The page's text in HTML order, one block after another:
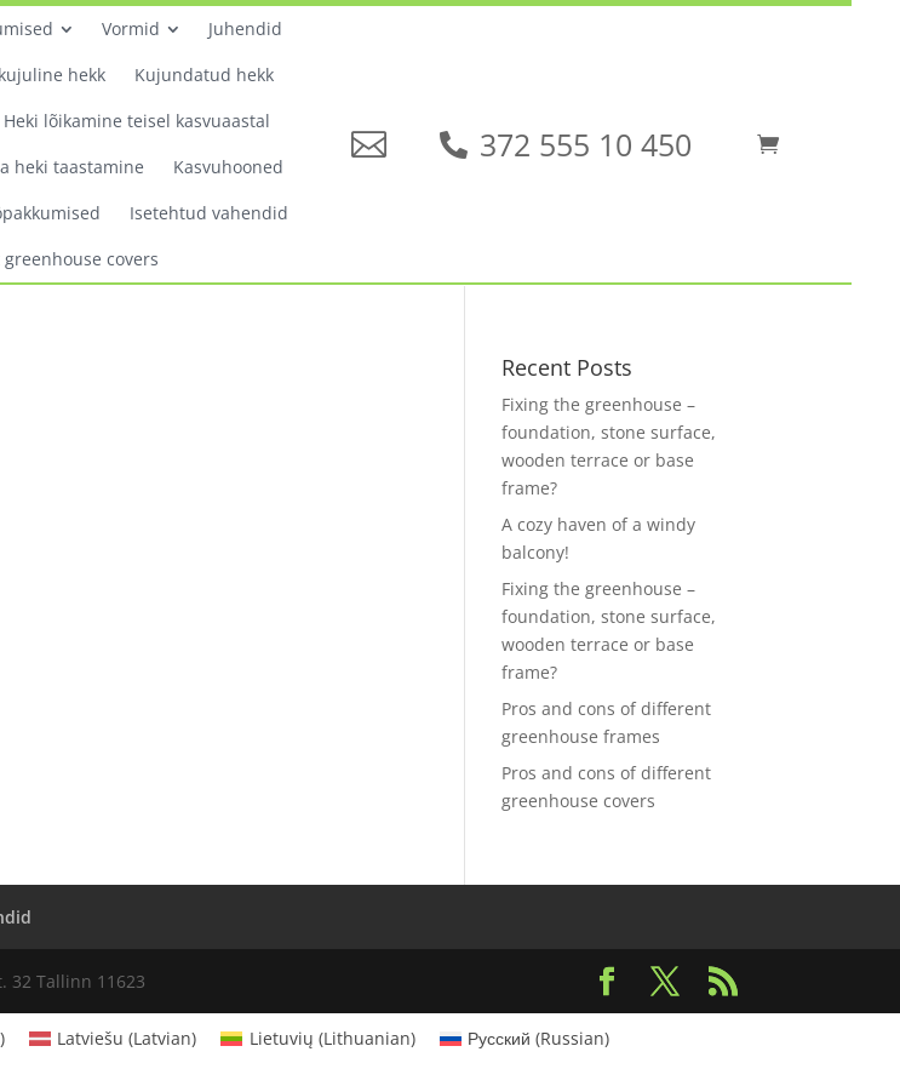
Vormid
Juhendid
hekk
Kujundatud hekk
Heki lõikamine teisel kasvuaastal
heki taastamine
Kasvuhooned
Isetehtud vahendid
covers
372 555 10 450
Recent Posts
Fixing the greenhouse –
foundation, stone surface,
wooden terrace or base
frame?
A cozy haven of a windy
balcony!
Fixing the greenhouse –
foundation, stone surface,
wooden terrace or base
frame?
Pros and cons of different
greenhouse frames
Pros and cons of different
greenhouse covers
32 Tallinn 11623
) Latviešu (Latvian) Lietuvių (Lithuanian) Русский (Russian)